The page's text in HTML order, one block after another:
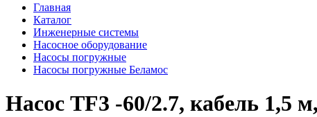
Главная
Каталог
Инженерные системы
Насосное оборудование
Насосы погружные
Насосы погружные Беламос
Насос TF3 -60/2.7, кабель 1,5